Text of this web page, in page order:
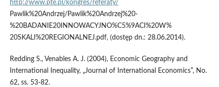
http://www.pte.pl/kongres/referaty/
Pawlik%20Andrzej/Pawlik%20Andrzej%20-
%20BADANIE20INNOWACYJNO%C5%9ACI%20W%
20SKALI%20REGIONALNEJ.pdf, (dostęp dn.: 28.06.2014).
Redding S., Venables A. J. (2004), Economic Geography and
International Inequality, „Journal of International Economics”, No.
62, ss. 53-82.